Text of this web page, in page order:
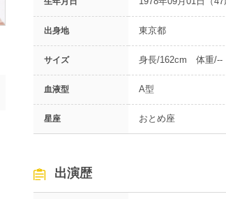
出身地 東京都
サイズ 身長/162cm 体重
血液型 A型
星座 おとめ座
出演歴